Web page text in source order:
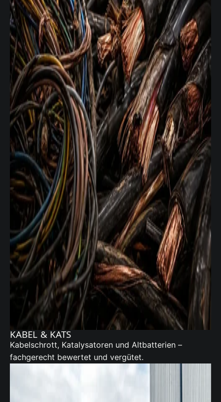
KABEL & KATS
Kabelschrott, Katalysatoren und Altbatterien –
fachgerecht bewertet und vergütet.